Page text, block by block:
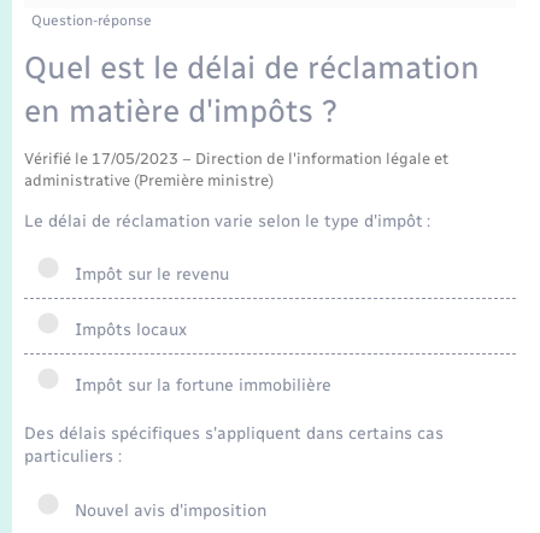
Etat-civil - Papiers - Citoyenneté
Mariage – PACS
Parrainage civil
Recensement
Loisirs
Nouvel habitant
Numérique
Transports scolaires
Travaux - Autorisation d’occupation de l’espace
Compétences
Plan interactif
Présentation de la commune
Publications
La Communauté de communes
Question-réponse
Quel est le délai de réclamation
en matière d'impôts ?
Vérifié le 17/05/2023 – Direction de l'information légale et
administrative (Première ministre)
Le délai de réclamation varie selon le type d'impôt :
Impôt sur le revenu
Impôts locaux
Impôt sur la fortune immobilière
Des délais spécifiques s'appliquent dans certains cas
particuliers :
Nouvel avis d'imposition